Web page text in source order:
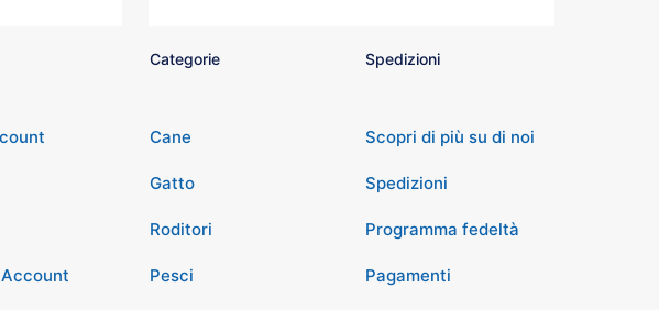
Categorie
Cane
Gatto
Roditori
Pesci
Spedizioni
Scopri di più su di noi
Spedizioni
Programma fedeltà
Pagamenti